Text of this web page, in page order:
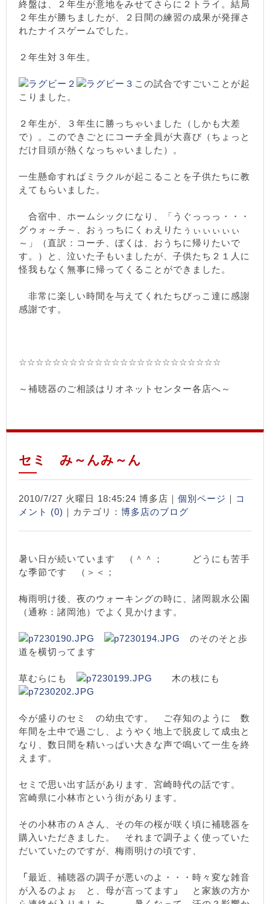
終盤は、２年生が意地をみせてさらに２トライ。結局
２年生が勝ちましたが、２日間の練習の成果が発揮さ
れたナイスゲームでした。
２年生対３年生。
この試合ですごいことが起
こりました。
２年生が、３年生に勝っちゃいました（しかも大差
で）。このできごとにコーチ全員が大喜び（ちょっと
だけ目頭が熱くなっちゃいました）。
一生懸命すればミラクルが起こることを子供たちに教
えてもらいました。
合宿中、ホームシックになり、「うぐっっっ・・・
グゥォ～チ～、おぅっちにくゎえりたぅぃぃぃぃぃ
～」（直訳：コーチ、ぼくは、おうちに帰りたいで
す。）と、泣いた子もいましたが、子供たち２１人に
怪我もなく無事に帰ってくることができました。
非常に楽しい時間を与えてくれたちびっこ達に感謝
感謝です。
☆☆☆☆☆☆☆☆☆☆☆☆☆☆☆☆☆☆☆☆☆☆☆☆
～補聴器のご相談はリオネットセンター各店へ～
セミ み～んみ～ん
2010/7/27 火曜日 18:45:24 博多店｜ 個別ページ ｜ コ
メント (0) ｜カテゴリ： 博多店のブログ
暑い日が続いています （＾＾； どうにも苦手
な季節です （＞＜；
梅雨明け後、夜のウォーキングの時に、諸岡親水公園
（通称：諸岡池）でよく見かけます。
のそのそと歩
道を横切ってます
草むらにも 木の枝にも
今が盛りのセミ の幼虫です。 ご存知のように 数
年間を土中で過ごし、ようやく地上で脱皮して成虫と
なり、数日間を精いっぱい大きな声で鳴いて一生を終
えます。
セミで思い出す話があります、宮崎時代の話です。
宮崎県に小林市という街があります。
その小林市のＡさん、その年の桜が咲く頃に補聴器を
購入いただきました。 それまで調子よく使っていた
だいていたのですが、梅雨明けの頃です、
「最近、補聴器の調子が悪いのよ・・・時々変な雑音
が入るのよぉ と、母が言ってます 」
と家族の方か